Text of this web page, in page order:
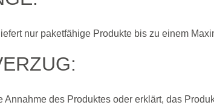
nur paketfähige Produkte bis zu einem
Annahme des Produktes oder erklärt, das